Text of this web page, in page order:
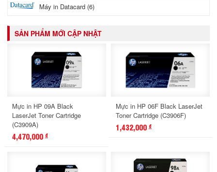
Máy in Datacard (6)
SẢN PHẨM MỚI CẬP NHẬT
Mực in HP 09A Black
LaserJet Toner Cartridge
(C3909A)
4,470,000 đ
Mực in HP 06F Black LaserJet
Toner Cartridge (C3906F)
1,432,000 đ